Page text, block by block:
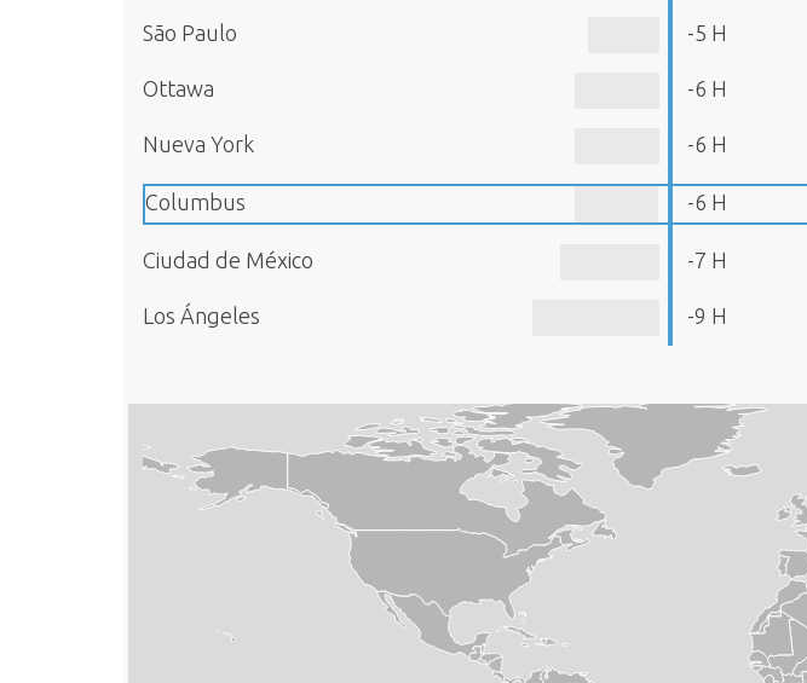
São Paulo -5 H
Ottawa -6 H
Nueva York -6 H
Columbus -6 H
Ciudad de México -7 H
Los Ángeles -9 H